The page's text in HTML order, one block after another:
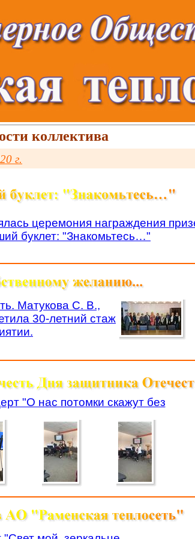
г.
коллектива
"О нас потомки скажут без
Матукова С. В.,
30-летний стаж
церемония награждения
буклет: "Знакомьтесь…"